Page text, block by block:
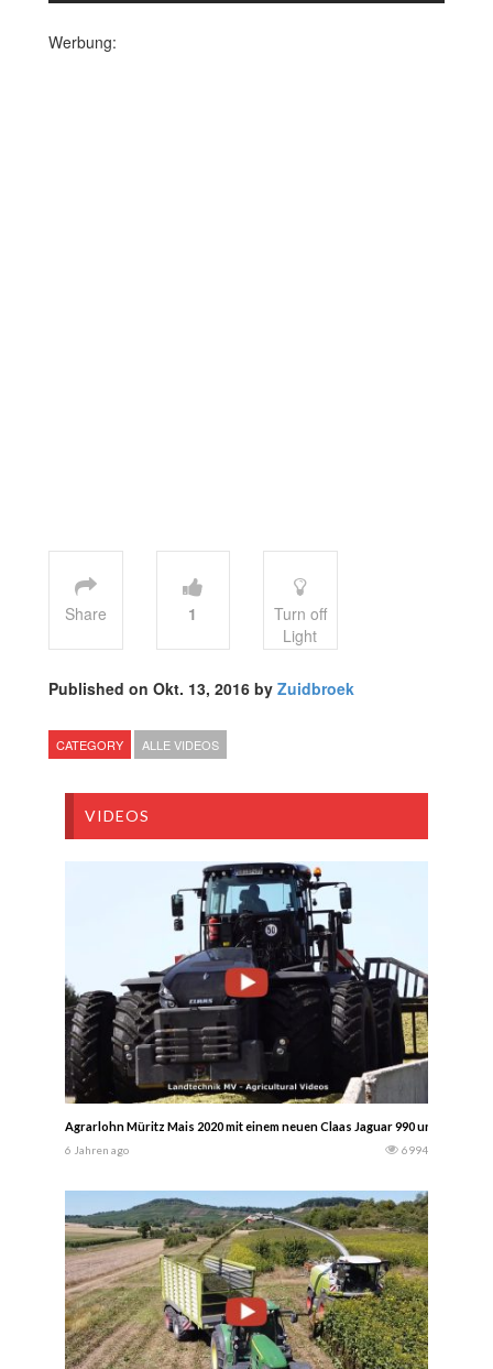
Werbung:
Share 1
Turn off
Light
Published on Okt. 13, 2016 by Zuidbroek
CATEGORY ALLE VIDEOS
VIDEOS
Agrarlohn Müritz Mais 2020 mit einem neuen Claas Jaguar 990 und
6 Jahren ago 6994